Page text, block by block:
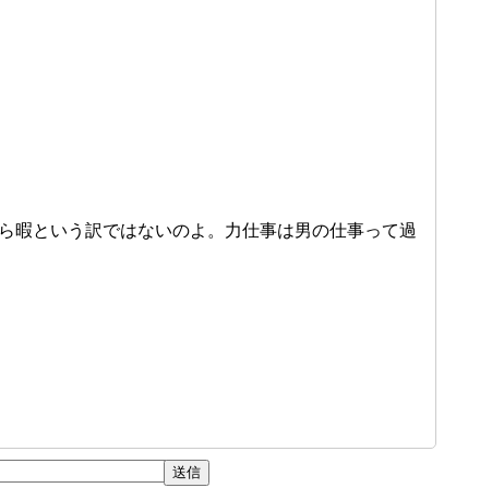
暇という訳ではないのよ。力仕事は男の仕事って過